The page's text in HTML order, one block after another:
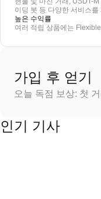
이딩 봇 등 다양한 서비스를
높은 수익률
여러 적립 상품에는
가입 후 얻기
오늘 독점 보상: 첫
인기 기사